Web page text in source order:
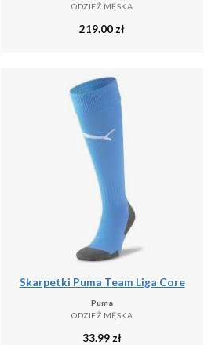
ODZIEŻ MĘSKA
219.00 zł
Skarpetki Puma Team Liga Core
Puma
ODZIEŻ MĘSKA
33.99 zł